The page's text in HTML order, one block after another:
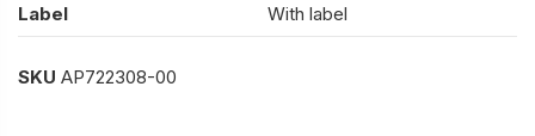
Label
With label
SKU AP722308-00